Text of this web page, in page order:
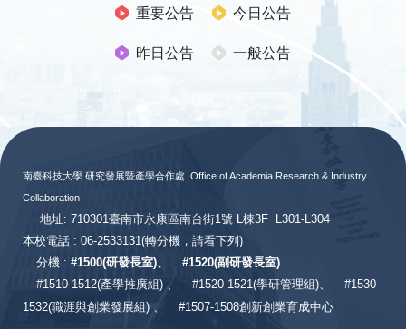
重要公告
今日公告
昨日公告
一般公告
南臺科技大學 研究發展暨產學合作處 Office of Academia Research & Industry
Collaboration
地址: 710301臺南市永康區南台街1號 L棟3F L301-L304
本校電話 : 06-2533131(轉分機，請看下列)
分機 : #1500(研發長室)、 #1520(副研發長室)
#1510-1512(產學推廣組) 、 #1520-1521(學研管理組)、
#1530-
1532(職涯與創業發展組) 、
#1507-1508創新創業育成中心